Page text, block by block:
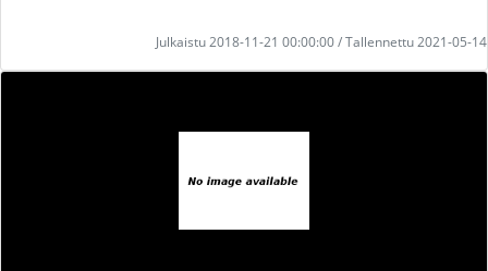
Julkaistu 2018-11-21 00:00:00 / Tallennettu 2021-05-14